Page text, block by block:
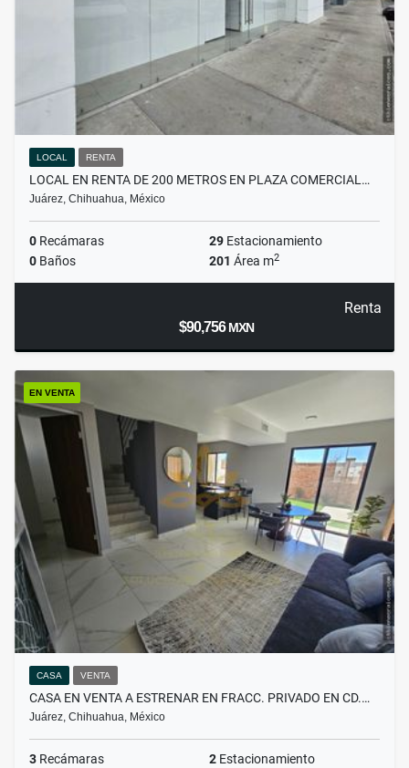
LOCAL RENTA
LOCAL EN RENTA DE 200 METROS EN PLAZA COMERCIAL…
Juárez, Chihuahua, México
0 Recámaras 29 Estacionamiento
0 Baños 201 Área m2
Renta
$90,756MXN
EN VENTA
CASA VENTA
CASA EN VENTA A ESTRENAR EN FRACC. PRIVADO EN CD.…
Juárez, Chihuahua, México
3 Recámaras 2 Estacionamiento